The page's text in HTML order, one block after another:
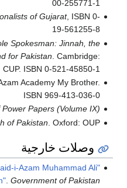
00-255771-1
of Gujarat, ISBN 0-
19-561255-8
Spokesman: Jinnah, the
for Pakistan . Cambridge:
CUP. ISBN 0-521-45850-1
Academy My Brother.
ISBN 969-413-036-0
Papers (Volume IX)
of Pakistan . Oxford: OUP.
وصلات خارجية
i-Azam Muhammad Ali
. Government of Pakistan